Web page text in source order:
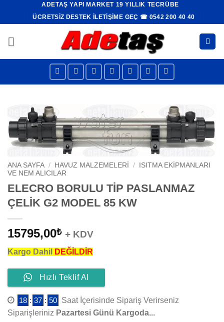
ADETAŞ YAPI MARKET 19 YILLIK TECRÜBE
ÜCRETSIZ DESTEK İLETIŞIME GEÇ ☎ 0542 200 40 40
ANA SAYFA / HAVUZ MALZEMELERI /
ISITMA EKIPMANLARI
VE NEM ALICILAR
ELECRO BORULU TİP PASLANMAZ
ÇELİK G2 MODEL 85 KW
15795,00₺ + KDV
Kargo Dahil DEĞİLDİR
Hızlı Teklif Al
18 : 37 : 49 Saat İçerisinde Sipariş Verirseniz
Siparişleriniz Pazartesi Günü Kargoda...